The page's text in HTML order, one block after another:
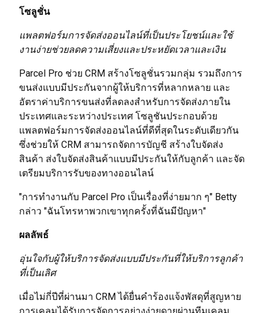
โซลูชั่น
แพลตฟอร์มการจัดส่งออนไลน์ที่เป็นประโยชน์และใช้
งานง่ายช่วยลดความเสี่ยงและประหยัดเวลาและเงิน
Parcel Pro ช่วย CRM สร้างโซลูชั่นรวมกลุ่ม รวมถึงการ
ขนส่งแบบมีประกันจากผู้ให้บริการที่หลากหลาย และ
อัตราค่าบริการขนส่งที่ลดลงสำหรับการจัดส่งภายใน
ประเทศและระหว่างประเทศ โซลูชันประกอบด้วย
แพลตฟอร์มการจัดส่งออนไลน์ที่ดีที่สุดในระดับเดียวกัน
ซึ่งช่วยให้ CRM สามารถจัดการบัญชี สร้างใบจัดส่ง
สินค้า ส่งใบจัดส่งสินค้าแบบมีประกันให้กับลูกค้า และจัด
เตรียมบริการรับของทางออนไลน์
"การทำงานกับ Parcel Pro เป็นเรื่องที่ง่ายมาก ๆ" Betty
กล่าว "ฉันโทรหาพวกเขาทุกครั้งที่ฉันมีปัญหา"
ผลลัพธ์
อุ่นใจกับผู้ให้บริการจัดส่งแบบมีประกันที่ให้บริการลูกค้า
ที่เป็นเลิศ
เมื่อไม่กี่ปีที่ผ่านมา CRM ได้ยื่นคำร้องแจ้งพัสดุที่สูญหาย